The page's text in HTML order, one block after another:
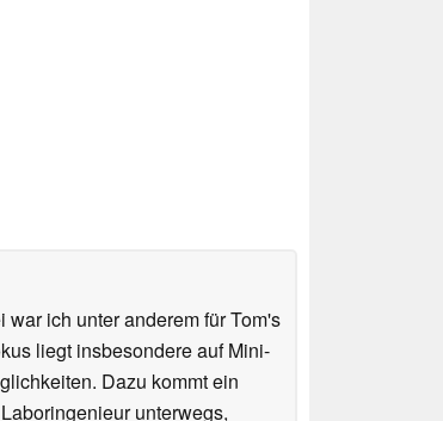
ich unter anderem für Tom's
liegt insbesondere auf Mini-
Dazu kommt ein
unterwegs,